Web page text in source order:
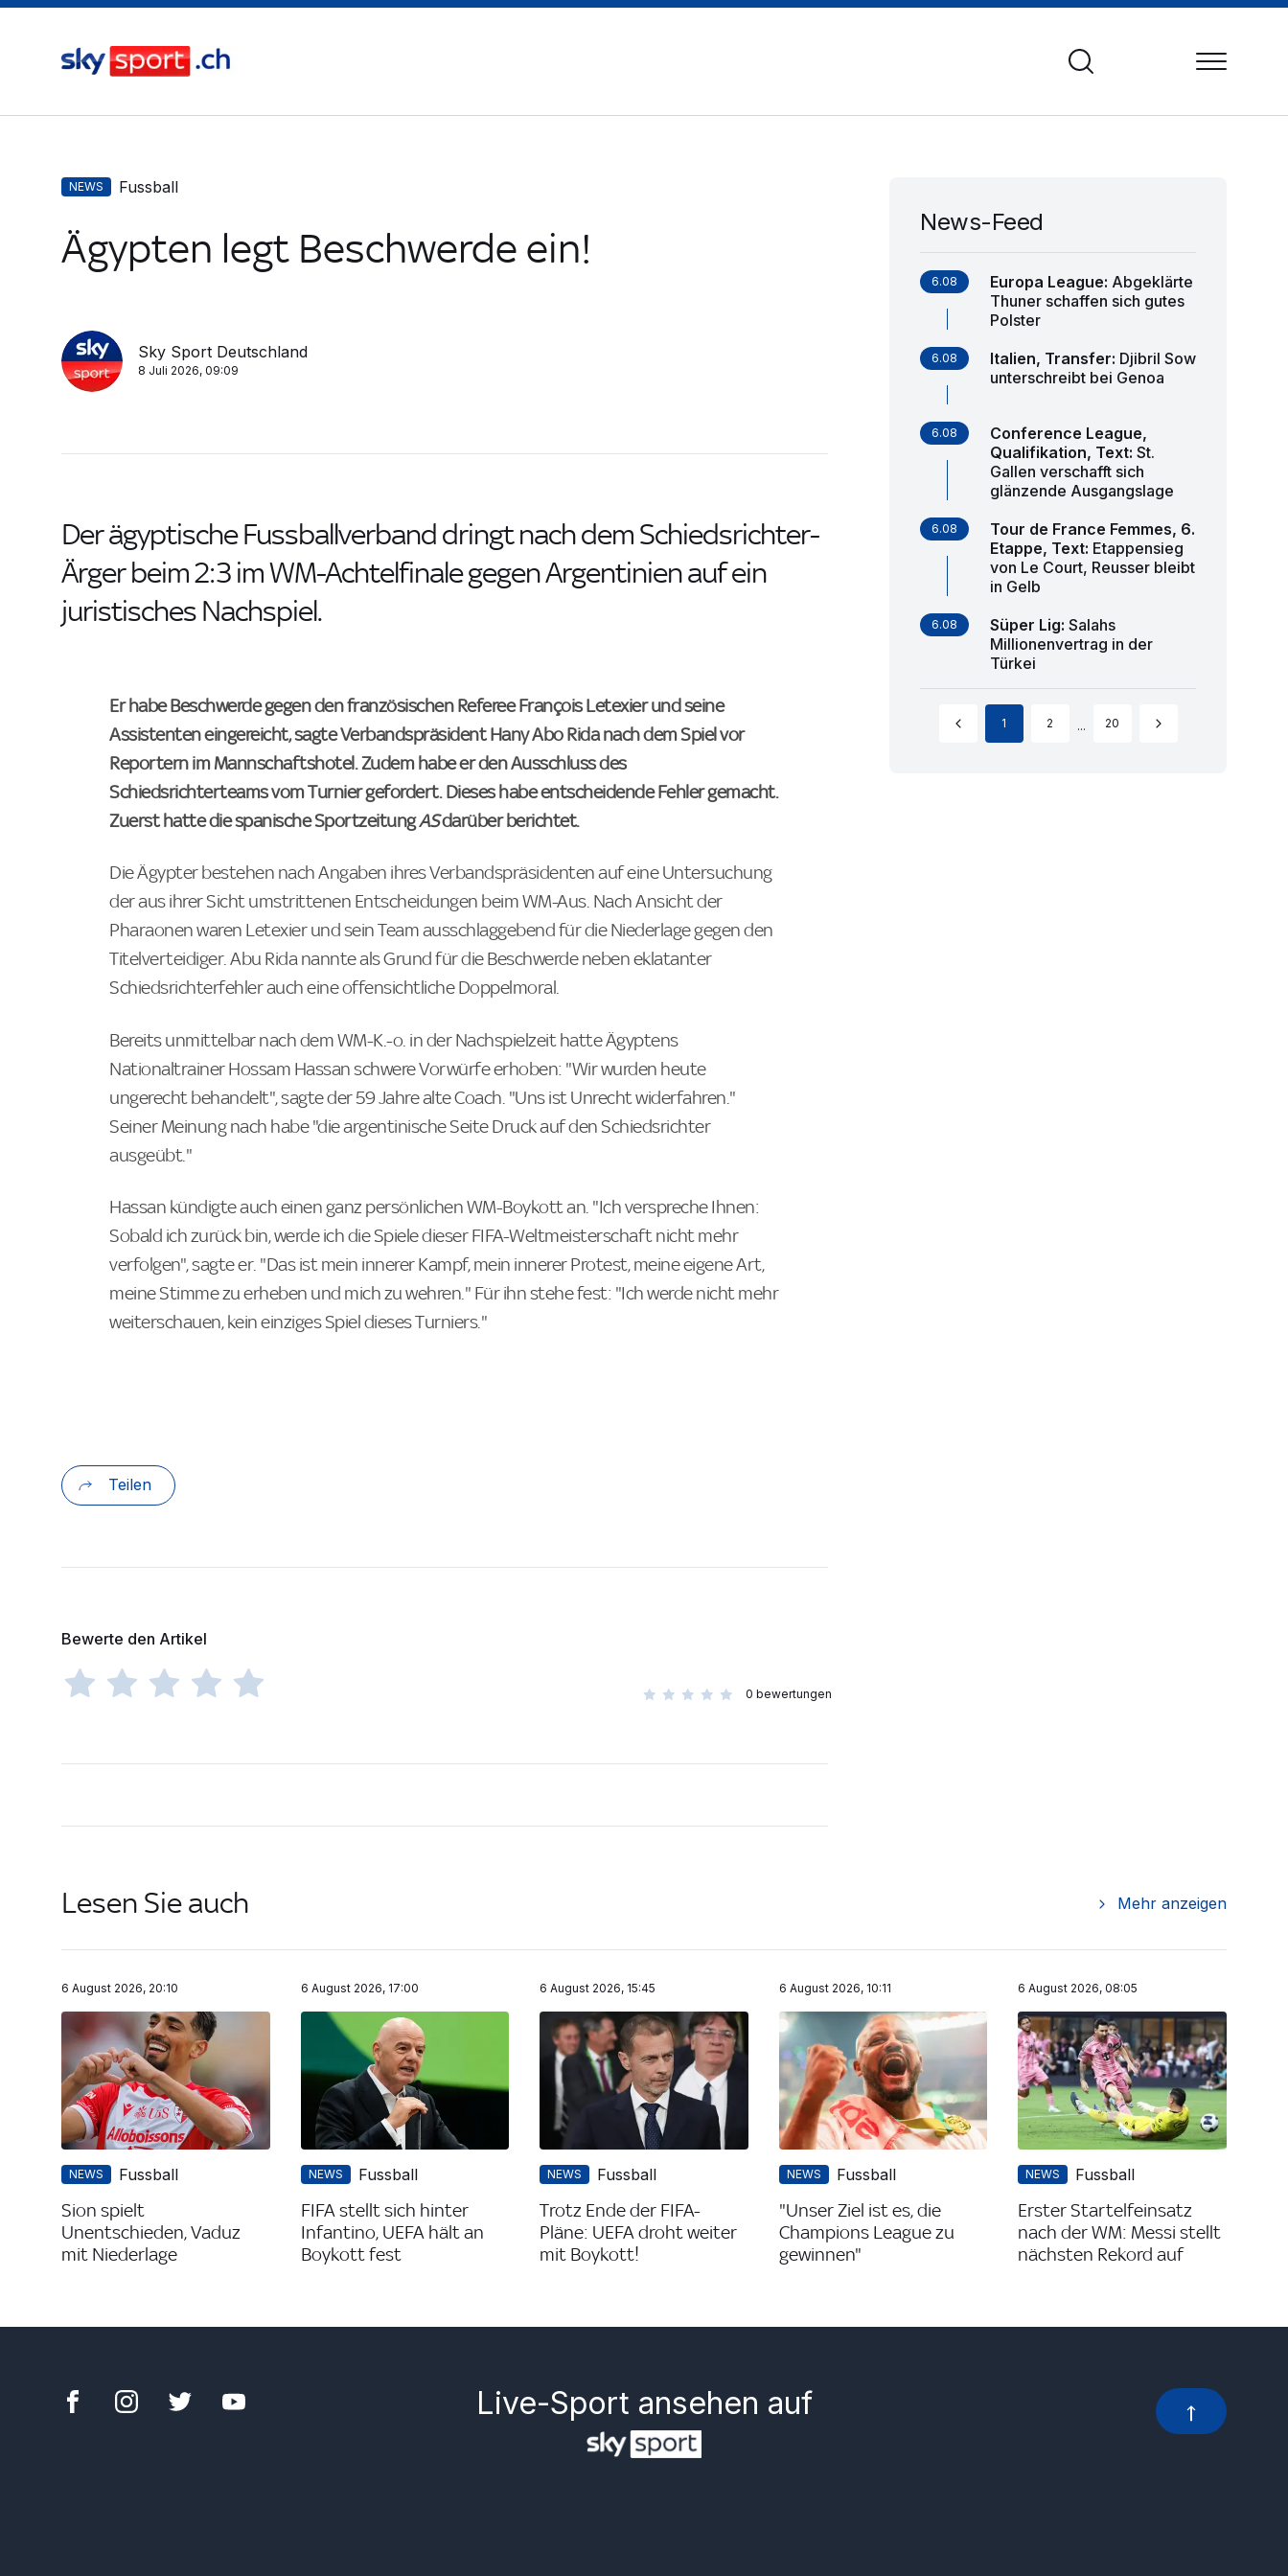
NEWS Fussball
Ägypten legt Beschwerde ein!
Sky Sport Deutschland
8 Juli 2026, 09:09
Der ägyptische Fussballverband dringt nach dem Schiedsrichter-
Ärger beim 2:3 im WM-Achtelfinale gegen Argentinien auf ein
juristisches Nachspiel.
Er habe Beschwerde gegen den französischen Referee François Letexier und seine
Assistenten eingereicht, sagte Verbandspräsident Hany Abo Rida nach dem Spiel vor
Reportern im Mannschaftshotel. Zudem habe er den Ausschluss des
Schiedsrichterteams vom Turnier gefordert. Dieses habe entscheidende Fehler gemacht.
Zuerst hatte die spanische SportzeitungASdarüber berichtet.
Die Ägypter bestehen nach Angaben ihres Verbandspräsidenten auf eine Untersuchung
der aus ihrer Sicht umstrittenen Entscheidungen beim WM-Aus. Nach Ansicht der
Pharaonen waren Letexier und sein Team ausschlaggebend für die Niederlage gegen den
Titelverteidiger. Abu Rida nannte als Grund für die Beschwerde neben eklatanter
Schiedsrichterfehler auch eine offensichtliche Doppelmoral.
Bereits unmittelbar nach dem WM-K.-o. in der Nachspielzeit hatte Ägyptens
Nationaltrainer Hossam Hassan schwere Vorwürfe erhoben: "Wir wurden heute
ungerecht behandelt", sagte der 59 Jahre alte Coach. "Uns ist Unrecht widerfahren."
Seiner Meinung nach habe "die argentinische Seite Druck auf den Schiedsrichter
ausgeübt."
Hassan kündigte auch einen ganz persönlichen WM-Boykott an. "Ich verspreche Ihnen:
Sobald ich zurück bin, werde ich die Spiele dieser FIFA-Weltmeisterschaft nicht mehr
verfolgen", sagte er. "Das ist mein innerer Kampf, mein innerer Protest, meine eigene Art,
meine Stimme zu erheben und mich zu wehren." Für ihn stehe fest: "Ich werde nicht mehr
weiterschauen, kein einziges Spiel dieses Turniers."
Teilen
Bewerte den Artikel
0 bewertungen
News-Feed
6.08 Europa League: Abgeklärte
Thuner schaffen sich gutes
Polster
6.08 Italien, Transfer: Djibril Sow
unterschreibt bei Genoa
6.08
Conference League,
Qualifikation, Text: St.
Gallen verschafft sich
glänzende Ausgangslage
6.08
Tour de France Femmes, 6.
Etappe, Text: Etappensieg
von Le Court, Reusser bleibt
in Gelb
6.08 Süper Lig: Salahs
Millionenvertrag in der
Türkei
1 2 ... 20
Lesen Sie auch Mehr anzeigen
6 August 2026, 20:10
NEWS Fussball
Sion spielt
Unentschieden, Vaduz
mit Niederlage
6 August 2026, 17:00
NEWS Fussball
FIFA stellt sich hinter
Infantino, UEFA hält an
Boykott fest
6 August 2026, 15:45
NEWS Fussball
Trotz Ende der FIFA-
Pläne: UEFA droht weiter
mit Boykott!
6 August 2026, 10:11
NEWS Fussball
"Unser Ziel ist es, die
Champions League zu
gewinnen"
6 August 2026, 08:05
NEWS Fussball
Erster Startelfeinsatz
nach der WM: Messi stellt
nächsten Rekord auf
Live-Sport ansehen auf